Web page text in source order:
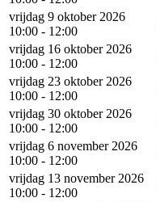
vrijdag 9 oktober 2026
10:00 - 12:00
vrijdag 16 oktober 2026
10:00 - 12:00
vrijdag 23 oktober 2026
10:00 - 12:00
vrijdag 30 oktober 2026
10:00 - 12:00
vrijdag 6 november 2026
10:00 - 12:00
vrijdag 13 november 2026
10:00 - 12:00